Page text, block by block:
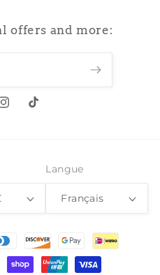
offers and more:
TikTok
£
Langue
Français